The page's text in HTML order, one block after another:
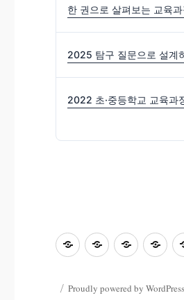
한 권으로 살펴보는 교육
2025 탐구 질문으로 설계
초
홈
좋
과
Proudly powered by WordPress